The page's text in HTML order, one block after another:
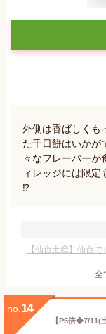
外側は香ばしくも
た千日餅はいかが
々なフレーバー
ィレッジには限定
⁉︎
【仙台土産】仙台
全
no. 14